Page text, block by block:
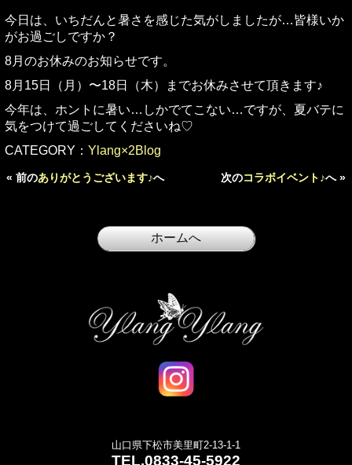
今日は、いちだんと暑さを感じた気がしましたが…皆様いか
がお過ごしですか？
8月のお休みのお知らせです。
8月15日（月）〜18日（木）までお休みさせて頂きます♪
今年は、ホントに暑い…しかでてこない…ですが、夏バテに
気をつけて過ごしてくださいね♡
CATEGORY： Ylang×2Blog
« 前のありがとうございます♪へ 次のコラボイベント♪へ »
山口県下松市美里町2-13-1-1
TEL.0833-45-5922